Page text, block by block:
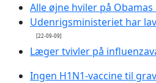
Alle øjne hviler på Obamas
Udenrigsministeriet har
[22-09-09]
Læger tvivler på
Ingen H1N1-vaccine til